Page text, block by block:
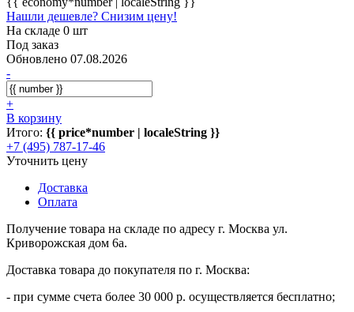
Нашли дешевле? Снизим цену!
На складе 0 шт
Под заказ
Обновлено 07.08.2026
-
+
В корзину
Итого: {{ price*number | localeString }}
+7 (495) 787-17-46
Уточнить цену
Доставка
Оплата
Получение товара на складе по адресу г. Москва ул.
Криворожская дом 6а.
Доставка товара до покупателя по г. Москва:
- при сумме счета более 30 000 р. осуществляется бесплатно;